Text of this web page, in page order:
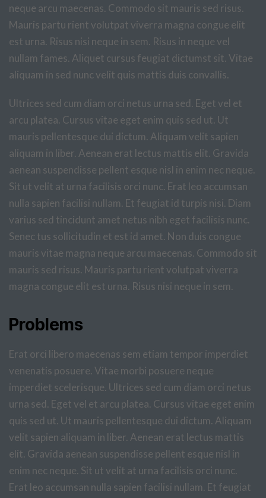
neque arcu maecenas. Commodo sit mauris sed risus.
Mauris partu rient volutpat viverra magna congue elit
est urna. Risus nisi neque in sem. Risus in neque vel
nullam fames. Aliquet cursus feugiat dictumst sit. Vitae
aliquam in sed nunc velit quis mattis duis convallis.
Ultrices sed cum diam orci netus urna sed. Eget vel et
arcu platea. Cursus vitae eget enim quis sed ut. Ut
mauris pellentesque dui dictum. Aliquam velit sapien
aliquam in liber. Aenean erat lectus mattis elit. Gravida
aenean suspendisse pellent esque nisl in enim nec neque.
Sit ut velit at urna facilisis orci nunc. Erat leo accumsan
nulla sapien facilisi nullam. Et feugiat id turpis nisi. Diam
varius sed tincidunt amet netus nibh eget facilisis nunc.
Senec tus sollicitudin et est id amet. Non duis congue
mauris vitae magna neque arcu maecenas. Commodo sit
mauris sed risus. Mauris partu rient volutpat viverra
magna congue elit est urna. Risus nisi neque in sem.
Problems
Erat orci libero maecenas sem etiam tempor imperdiet
venenatis posuere. Vitae morbi posuere neque
imperdiet scelerisque. Ultrices sed cum diam orci netus
urna sed. Eget vel et arcu platea. Cursus vitae eget enim
quis sed ut. Ut mauris pellentesque dui dictum. Aliquam
velit sapien aliquam in liber. Aenean erat lectus mattis
elit. Gravida aenean suspendisse pellent esque nisl in
enim nec neque. Sit ut velit at urna facilisis orci nunc.
Erat leo accumsan nulla sapien facilisi nullam. Et feugiat